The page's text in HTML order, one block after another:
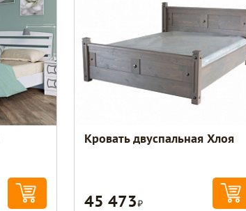
Кровать двуспальная Хлоя
45 473Р